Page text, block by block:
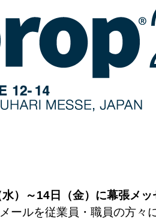
）～14日（金）に幕張メ
ールを従業員・職員の方